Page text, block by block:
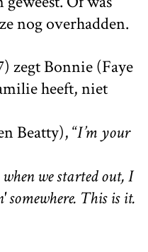
nog overhadden.
zegt Bonnie (Faye
heeft, niet
Beatty), “I’m your
we started out, I
This is it.